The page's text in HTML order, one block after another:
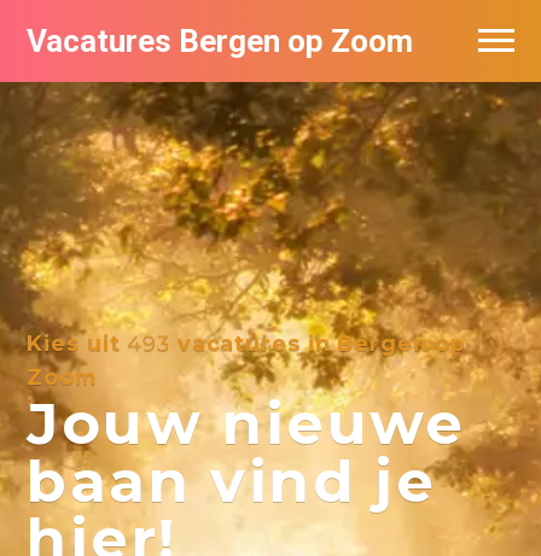
Vacatures Bergen op Zoom
Kies uit 493 vacatures in Bergen op
Zoom
Jouw nieuwe
baan vind je
hier!
Vacatures per bedrijf
De populairste vacatures in Bergen op
Zoom